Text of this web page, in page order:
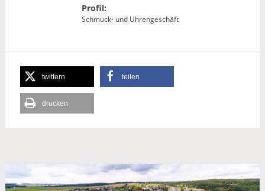
Profil:
Schmuck- und Uhrengeschäft
twittern teilen
drucken